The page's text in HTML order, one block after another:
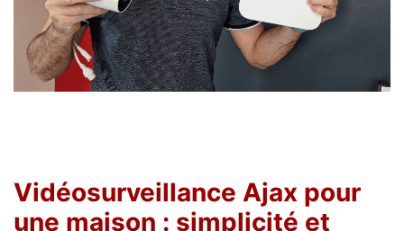
Vidéosurveillance Ajax pour
une maison : simplicité et